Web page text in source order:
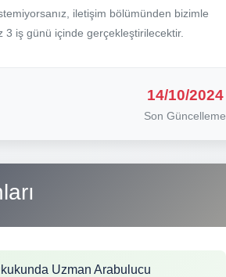
iletişim bölümünden bizimle
3 iş günü içinde gerçekleştirilecektir.
14/10/2024
Son Güncelleme
Uzman Arabulucu